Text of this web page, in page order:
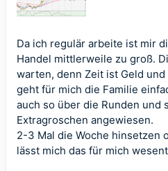
Da ich regulär arbeite ist mir
Handel mittlerweile zu groß.
warten, denn Zeit ist Geld
geht für mich die Familie
auch so über die Runden und
Extragroschen angewiesen.
2-3 Mal die Woche hinsetzen
lässt mich das für mich